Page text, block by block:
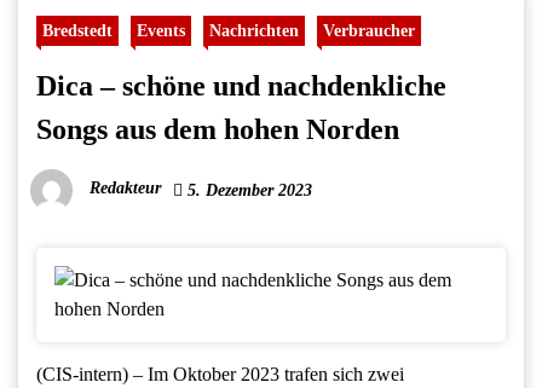
Bredstedt Events Nachrichten Verbraucher
Dica – schöne und nachdenkliche
Songs aus dem hohen Norden
Redakteur 5. Dezember 2023
(CIS-intern) – Im Oktober 2023 trafen sich zwei